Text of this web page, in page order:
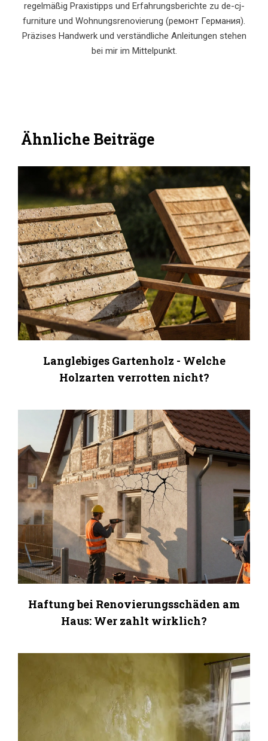
regelmäßig Praxistipps und Erfahrungsberichte zu de-cj-
furniture und Wohnungsrenovierung (ремонт Германия).
Präzises Handwerk und verständliche Anleitungen stehen
bei mir im Mittelpunkt.
Ähnliche Beiträge
Langlebiges Gartenholz - Welche
Holzarten verrotten nicht?
Haftung bei Renovierungsschäden am
Haus: Wer zahlt wirklich?